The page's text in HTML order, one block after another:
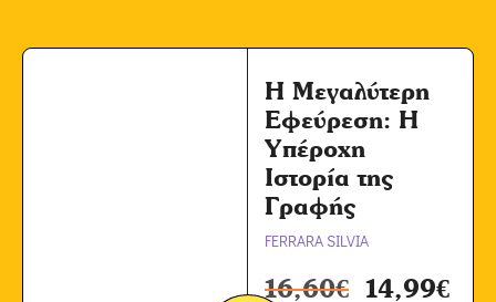
Η Μεγαλύτερη
Εφεύρεση: H
Υπέροχη
Ιστορία της
Γραφής
FERRARA SILVIA
16,60€ 14,99€